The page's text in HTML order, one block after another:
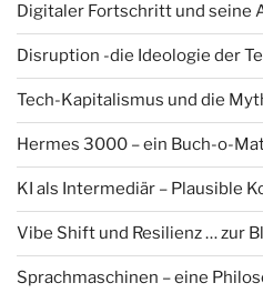
Digitaler Fortschritt und seine
Disruption -die Ideologie der
Tech-Kapitalismus und die
Hermes 3000 – ein Buch-o-
KI als Intermediär – Plausible
Vibe Shift und Resilienz … zur
Sprachmaschinen – eine